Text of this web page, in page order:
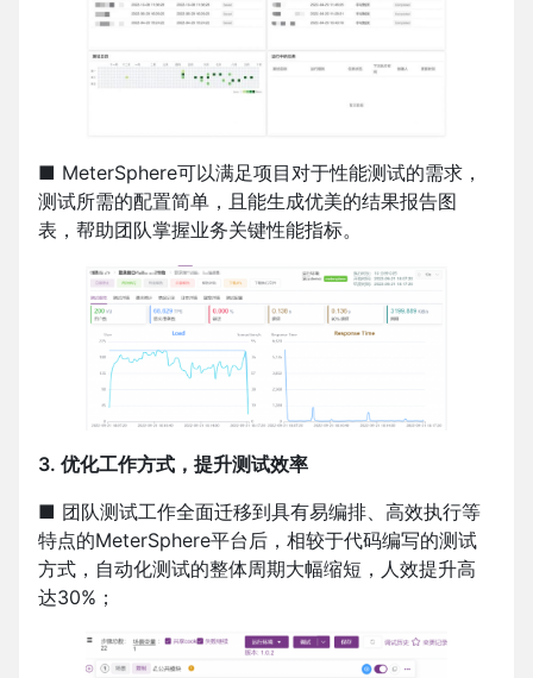
■ MeterSphere可以满足项目对于性能测试的需求，
测试所需的配置简单，且能生成优美的结果报告图
表，帮助团队掌握业务关键性能指标。
3. 优化工作方式，提升测试效率
■ 团队测试工作全面迁移到具有易编排、高效执行等
特点的MeterSphere平台后，相较于代码编写的测试
方式，自动化测试的整体周期大幅缩短，人效提升高
达30%；